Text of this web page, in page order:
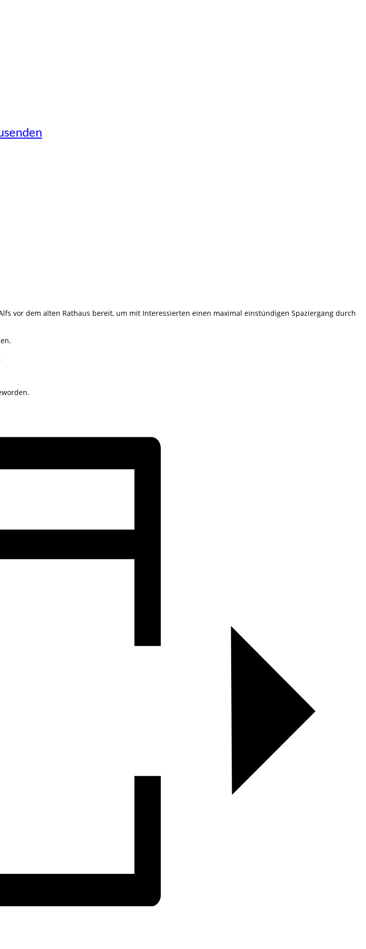
vor dem alten Rathaus bereit, um mit Interessierten einen maximal einstündigen Spaziergang durch